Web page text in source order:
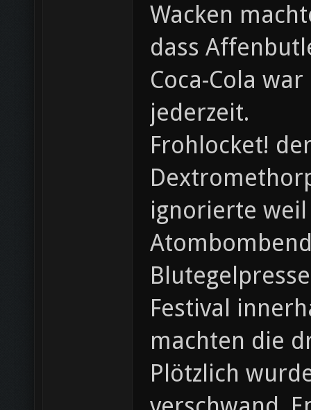
Wacken
dass
Coca-Cola
jederzeit.
Frohlocket!
ignorierte
Festival
machten die
Plötzlich